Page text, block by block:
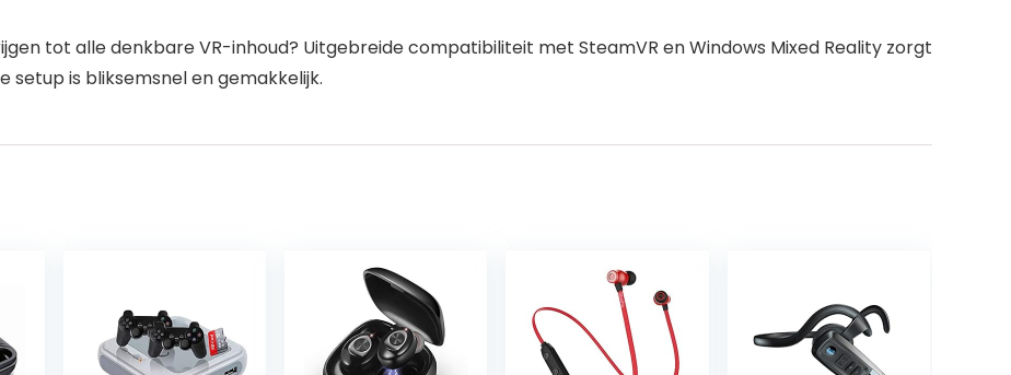
tot alle denkbare VR-inhoud? Uitgebreide compatibiliteit met SteamVR en Windows Mixed Reality zorgt
setup is bliksemsnel en gemakkelijk.